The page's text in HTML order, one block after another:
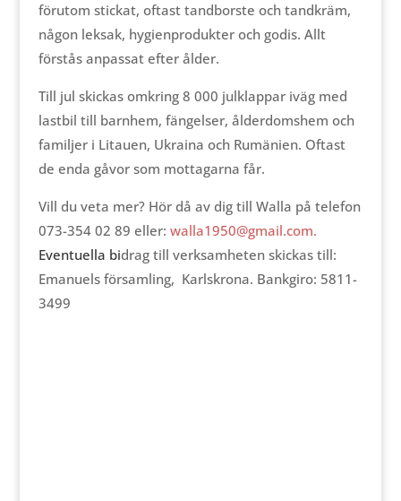
förutom stickat, oftast tandborste och tandkräm,
någon leksak, hygienprodukter och godis. Allt
förstås anpassat efter ålder.
Till jul skickas omkring 8 000 julklappar iväg med
lastbil till barnhem, fängelser, ålderdomshem och
familjer i Litauen, Ukraina och Rumänien. Oftast
de enda gåvor som mottagarna får.
Vill du veta mer? Hör då av dig till Walla på telefon
073-354 02 89 eller: walla1950@gmail.com.
Eventuella bidrag till verksamheten skickas till:
Emanuels församling, Karlskrona. Bankgiro: 5811-
3499